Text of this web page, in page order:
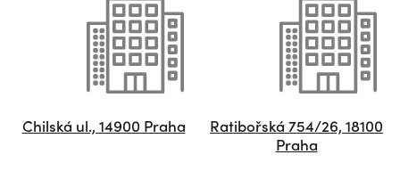
Chilská ul., 14900 Praha
Ratibořská 754/26, 18100
Praha